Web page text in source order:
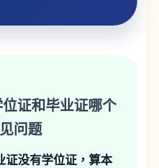
位证和毕业证哪个
问题
证没有学位证，算本